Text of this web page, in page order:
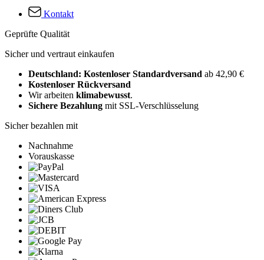
Kontakt
Geprüfte Qualität
Sicher und vertraut einkaufen
Deutschland: Kostenloser Standardversand ab 42,90 €
Kostenloser Rückversand
Wir arbeiten klimabewusst.
Sichere Bezahlung mit SSL-Verschlüsselung
Sicher bezahlen mit
Nachnahme
Vorauskasse